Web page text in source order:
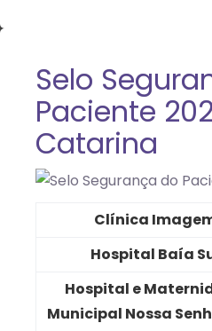
Selo
Paciente
Catarina
Clínica
Hospital Baía
Hospital e
Municipal Nossa